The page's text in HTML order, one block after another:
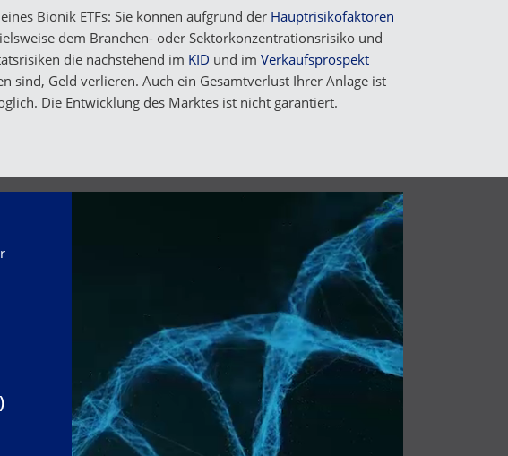
Bionik ETFs: Sie können aufgrund der Hauptrisikofaktoren
dem Branchen- oder Sektorkonzentrationsrisiko und
die nachstehend im KID und im Verkaufsprospekt
sind, Geld verlieren. Auch ein Gesamtverlust Ihrer Anlage ist
Die Entwicklung des Marktes ist nicht garantiert.